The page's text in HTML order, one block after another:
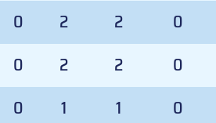
0 2 2 0
0 2 2 0
0 1 1 0